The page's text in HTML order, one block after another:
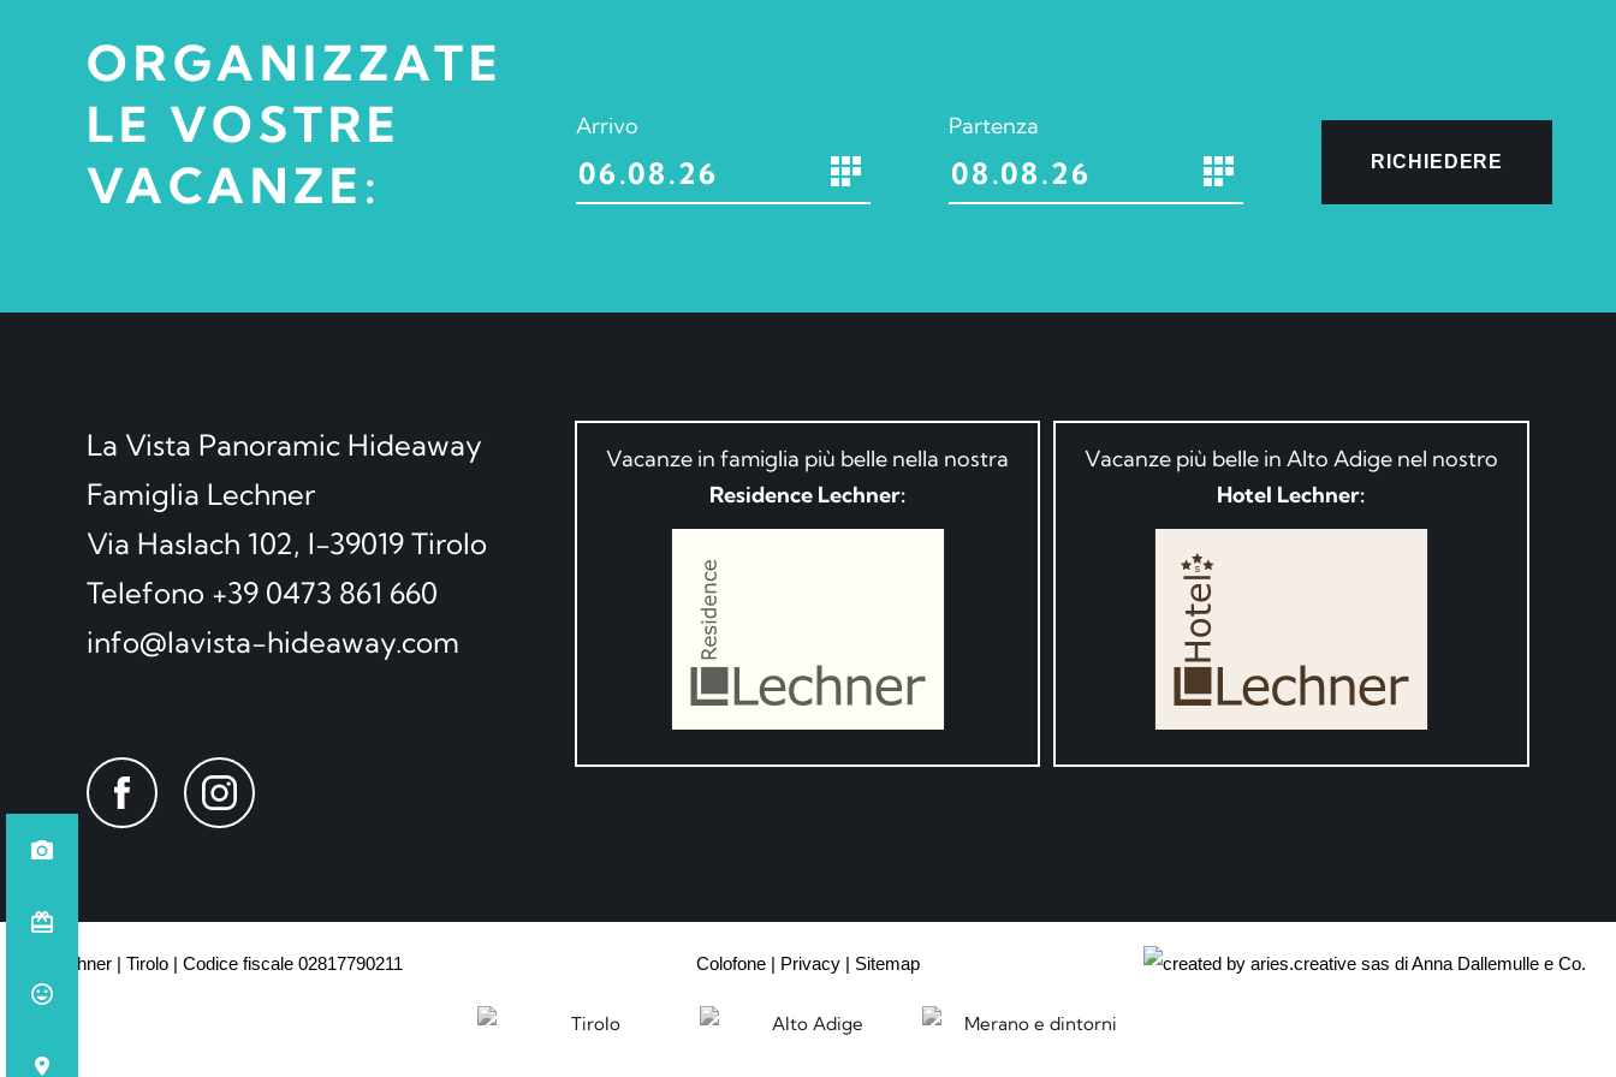
ORGANIZZATE
LE VOSTRE
VACANZE:
Arrivo Partenza
RICHIEDERE
La Vista Panoramic Hideaway
Famiglia Lechner
Via Haslach 102, I-39019 Tirolo
Telefono +39 0473 861 660
info@lavista-hideaway.com
Vacanze in famiglia più belle nella nostra
Residence Lechner:
Vacanze più belle in Alto Adige nel nostro
Hotel Lechner:
© Lechner Tirolo Codice fiscale 02817790211 Colofone Privacy Sitemap